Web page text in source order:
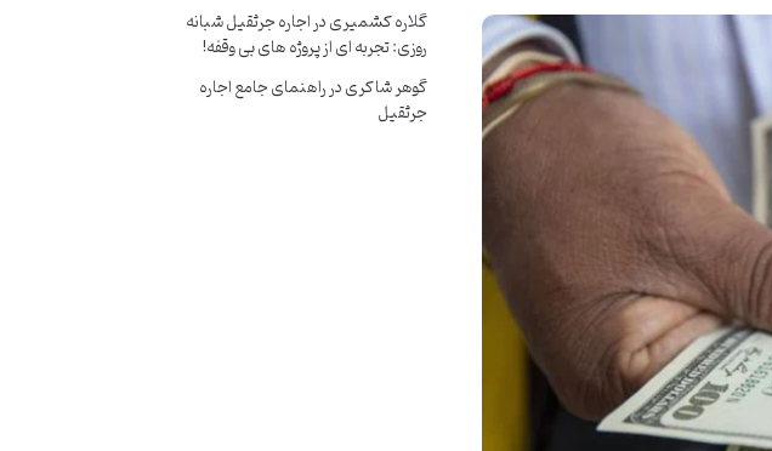
گلاره کشمیریدراجاره جرثقیل شبانه
روزی: تجربه ای از پروژه های بی وقفه!
گوهر شاکریدرراهنمای جامع اجاره
جرثقیل